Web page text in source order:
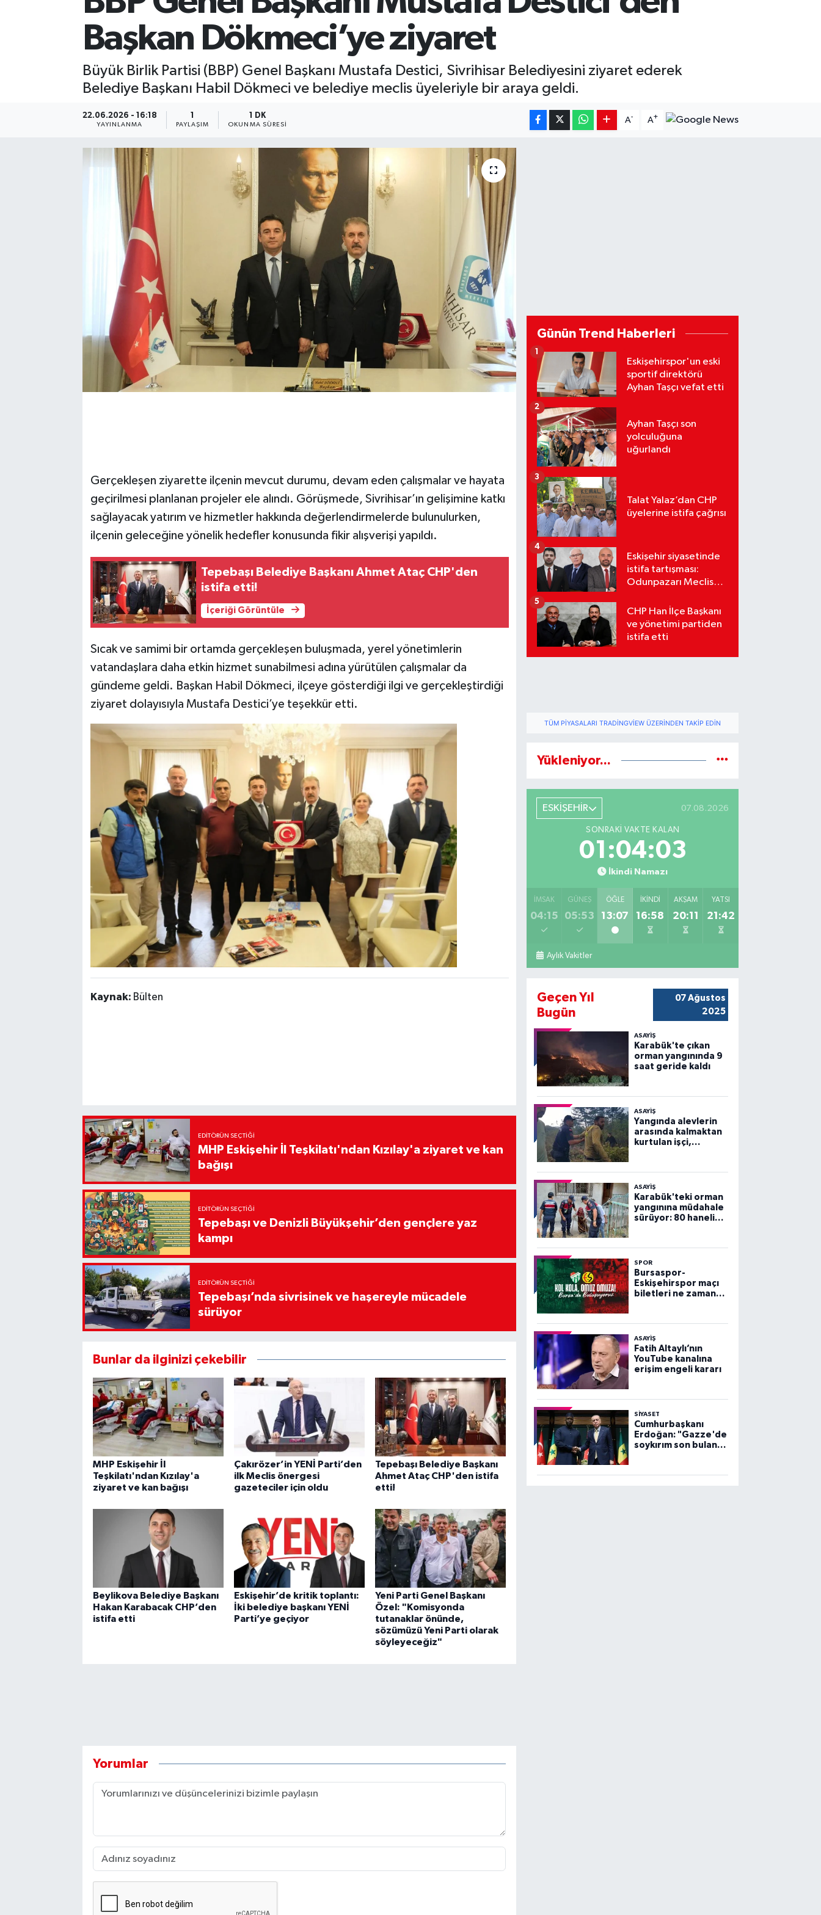
Başkan Dökmeci’ye ziyaret
Büyük Birlik Partisi (BBP) Genel Başkanı Mustafa Destici, Sivrihisar Belediyesini ziyaret ederek
Belediye Başkanı Habil Dökmeci ve belediye meclis üyeleriyle bir araya geldi.
22.06.2026 - 16:18
YAYINLANMA PAYLAŞIM
1 DK
OKUNMA SÜRESI
A- A+
Gerçekleşen ziyarette ilçenin mevcut durumu, devam eden çalışmalar ve hayata
geçirilmesi planlanan projeler ele alındı. Görüşmede, Sivrihisar’ın gelişimine katkı
sağlayacak yatırım ve hizmetler hakkında değerlendirmelerde bulunulurken,
ilçenin geleceğine yönelik hedefler konusunda fikir alışverişi yapıldı.
Tepebaşı Belediye Başkanı Ahmet Ataç CHP'den
istifa etti!
İçeriği Görüntüle
Sıcak ve samimi bir ortamda gerçekleşen buluşmada, yerel yönetimlerin
vatandaşlara daha etkin hizmet sunabilmesi adına yürütülen çalışmalar da
gündeme geldi. Başkan Habil Dökmeci, ilçeye gösterdiği ilgi ve gerçekleştirdiği
ziyaret dolayısıyla Mustafa Destici’ye teşekkür etti.
Kaynak: Bülten
EDITÖRÜN SEÇTIĞI
MHP Eskişehir İl Teşkilatı'ndan Kızılay'a ziyaret ve kan
bağışı
EDITÖRÜN SEÇTIĞI
Tepebaşı ve Denizli Büyükşehir’den gençlere yaz
kampı
EDITÖRÜN SEÇTIĞI
Tepebaşı’nda sivrisinek ve haşereyle mücadele
sürüyor
Bunlar da ilginizi çekebilir
MHP Eskişehir İl
Teşkilatı'ndan Kızılay'a
ziyaret ve kan bağışı
Çakırözer’in YENİ Parti’den
ilk Meclis önergesi
gazeteciler için oldu
Tepebaşı Belediye Başkanı
Ahmet Ataç CHP'den istifa
etti!
Beylikova Belediye Başkanı
Hakan Karabacak CHP’den
istifa etti
Eskişehir’de kritik toplantı:
İki belediye başkanı YENİ
Parti’ye geçiyor
Yeni Parti Genel Başkanı
Özel: "Komisyonda
tutanaklar önünde,
sözümüzü Yeni Parti olarak
söyleyeceğiz"
Yorumlar
Günün Trend Haberleri
Eskişehirspor'un eski
sportif direktörü
Ayhan Taşçı vefat etti
1
Ayhan Taşçı son
yolculuğuna
uğurlandı
2
Talat Yalaz’dan CHP
üyelerine istifa çağrısı
3
Eskişehir siyasetinde
istifa tartışması:
Odunpazarı Meclis
medyada karşı karşıya
geldi
4
CHP Han İlçe Başkanı
ve yönetimi partiden
istifa etti
5
TÜM PIYASALARI TRADINGVIEW ÜZERINDEN TAKIP EDIN
Yükleniyor...
ESKİŞEHİR 07.08.2026
SONRAKI VAKTE KALAN
01:04:01
İkindi Namazı
İMSAK
04:15
GÜNEŞ
05:53
ÖĞLE
13:07
İKINDI
16:58
AKŞAM
20:11
YATSI
21:42
Aylık Vakitler
Geçen Yıl
Bugün
07 Ağustos
2025
ASAYİŞ
Karabük'te çıkan
orman yangınında 9
saat geride kaldı
ASAYİŞ
Yangında alevlerin
arasında kalmaktan
kurtulan işçi,
panik yaşadı
ASAYİŞ
Karabük'teki orman
yangınına müdahale
sürüyor: 80 haneli
SPOR
Bursaspor-
Eskişehirspor maçı
biletleri ne zaman
ASAYİŞ
Fatih Altaylı’nın
YouTube kanalına
erişim engeli kararı
SİYASET
Cumhurbaşkanı
Erdoğan: "Gazze'de
soykırım son bulana